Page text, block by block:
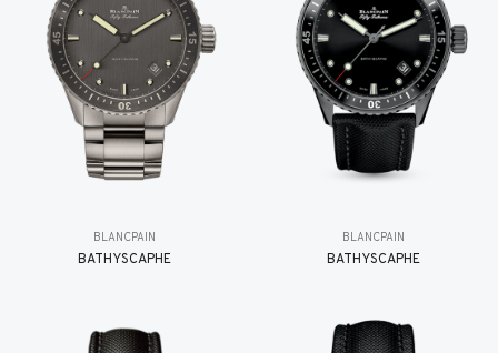
BLANCPAIN
BATHYSCAPHE
BLANCPAIN
BATHYSCAPHE